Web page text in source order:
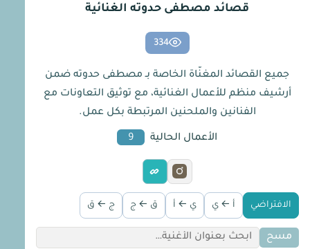
قصائد مصطفى حدوته الغنائية
334
جميع القصائد المغنّاة الخاصة بـ مصطفى حدوته ضمن
أرشيف منظم للأعمال الغنائية، مع توثيق التعاونات مع
الفنانين والملحنين المرتبطة بكل عمل.
الأعمال الحالية 9
الافتراضي أ ← ي ي ← أ ق ← ج ج ← ق
مسح